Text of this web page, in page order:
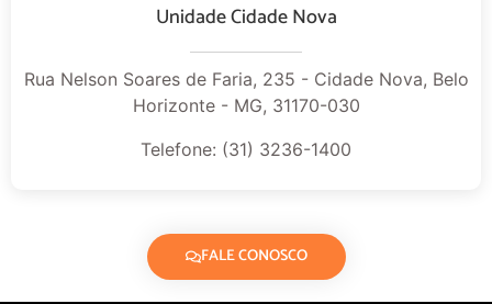
Unidade Cidade Nova
Rua Nelson Soares de Faria, 235 - Cidade Nova, Belo
Horizonte - MG, 31170-030
Telefone: (31) 3236-1400
FALE CONOSCO